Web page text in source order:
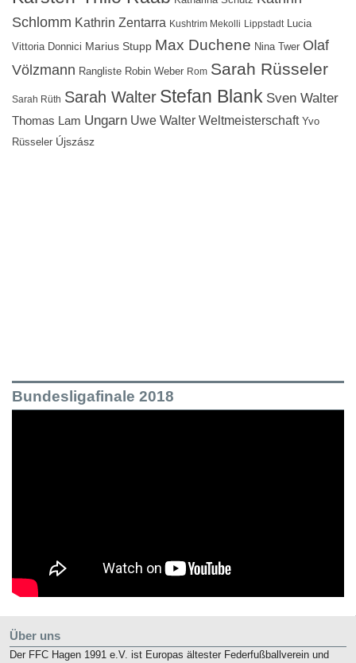
Schlomm Kathrin Zentarra Kushtrim Mekolli Lippstadt Lucia
Vittoria Donnici Marius Stupp Max Duchene Nina Twer Olaf
Völzmann Rangliste Robin Weber Rom Sarah Rüsseler
Sarah Rüth Sarah Walter Stefan Blank Sven Walter
Thomas Lam Ungarn Uwe Walter Weltmeisterschaft Yvo
Rüsseler Újszász
Bundesligafinale 2018
Über uns
Der FFC Hagen 1991 e.V. ist Europas ältester Federfußballverein und